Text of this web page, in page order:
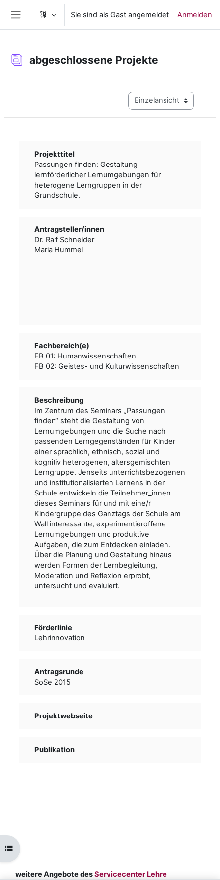
Website-Übersicht
Sie sind als Gast angemeldet Anmelden
Kursindex öffnen
abgeschlossene Projekte
Modus Tertiärnavigation
Projekttitel
Passungen finden: Gestaltung
lernförderlicher Lernumgebungen für
heterogene Lerngruppen in der
Grundschule.
Antragsteller/­­innen
Dr. Ralf Schneider
Maria Hummel
Fachbereich(e)
FB 01: Humanwissenschaften
FB 02: Geistes- und Kulturwissenschaften
Beschreibung
Im Zentrum des Seminars „Passungen
finden“ steht die Gestaltung von
Lernumgebungen und die Suche nach
passenden Lerngegenständen für Kinder
einer sprachlich, ethnisch, sozial und
kognitiv heterogenen, altersgemischten
Lerngruppe. Jenseits unterrichtsbezogenen
und institutionalisierten Lernens in der
Schule entwickeln die Teilnehmer_innen
dieses Seminars für und mit eine/r
Kindergruppe des Ganztags der Schule am
Wall interessante, experimentieroffene
Lernumgebungen und produktive
Aufgaben, die zum Entdecken einladen.
Über die Planung und Gestaltung hinaus
werden Formen der Lernbegleitung,
Moderation und Reflexion erprobt,
untersucht und evaluiert.
Förderlinie
Lehrinnovation
Antragsrunde
SoSe 2015
Projektwebseite
Publikation
weitere Angebote desServicecenter Lehre